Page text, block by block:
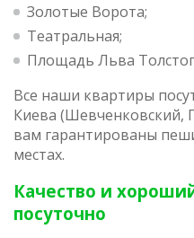
Золотые Ворота;
Театральная;
Площадь Льва
Все наши квартиры
Киева (Шевченковский,
вам гарантированы
местах.
Качество и
посуточно